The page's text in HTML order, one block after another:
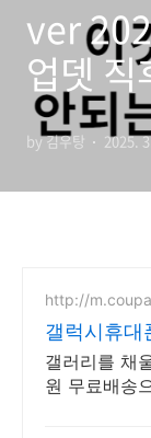
ver
업뎃
메라
: ADB
해봤지
by 김우탕 2025.
http://
갤럭시휴대
인
갤러리를 채
원 무료배송